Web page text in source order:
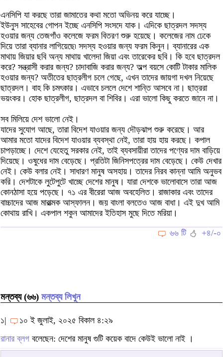
এনসিপি যা করছে তারা জামাতের কথা মতো অভিনয় করে যাচ্ছে।
ইউনুস সাহেবের গোপন ইচ্ছে এনসিপি সংসদে যাক। এদিকে ছাত্রদল সদস্য
হওয়ার জন্য তেজগাঁও কলেজে ফরম বিতরণ শুরু হয়েছে। কলেজের নাম ঢেকে
দিয়ে তারা ব্যানার লাগিয়েছে৷ সদস্য হওয়ার জন্য ফরম কিনুন। ব্যানারের এক
মাথায় জিয়ার ছবি অন্য মাথায় খালেদা জিয়া এবং তারেকের ছবি। কি হবে ছাত্রদল
করে? সন্ত্রাসী করার জন্য? চাদাবাজি করার জন্য? অল্প বয়সে কোটি টাকার মালিক
হওয়ার জন্য? অতীতের ছাত্রলীগ চলে গেছে, এখন তাদের জায়গা দখল নিয়েছে
ছাত্রদল। বাহ কি চমৎকার। এভাবে চললে দেশে শান্তি আসবে না। ছাত্ররা
ভয়ংকর। হোক ছাত্রলীগ, ছাত্রদল বা শিবির। এরা ভালো কিছু করতে জানে না।
সব মিলিয়ে দেশ ভালো নেই।
যাদের সুযোগ আছে, তারা বিদেশ যাওয়ার জন্য দৌড়ঝাপ শুরু করেছে। আর
আমার মতো যাদের বিদেশ যাওয়ার ব্যবস্থা নেই, তারা হায় হায় করছে। কপাল
চাপড়াচ্ছে। দেশে যেহেতু সরকার নেই, তাই ব্যবসায়ীরা তাদের পণ্যের দাম বাড়িয়ে
দিয়েছে। ওষুধের দাম বেড়েছে। প্রতিটা জিনিসপত্রের দাম বেড়েছে। কেউ দেখার
নেই। কেউ বলার নেই। সাধারণ মানুষ অসহায়। তাদের নিরব কান্না আমি অনুভব
করি। দেশটাকে লুটেপুটে খাচ্ছে দেশের মানুষ। যারা দেশকে ভালোবাসে তারা আজ
কোনঠাসা হয়ে পড়েছে। ৭১ এর বীরেরা আজ অবহেলিত। রাজাকার এবং তাদের
বাচ্চাদের আজ মারাত্মক আস্ফালন। জয় বাংলা বলতেও আজ বাধা। এই দুখ আমি
কোথায় রাখি। একপাল শকুন আমাদের ইতিহাস মুছে দিতে মরিয়া।
৬৬ টি
+৪/-০
মন্তব্য (৬৬) মন্তব্য লিখুন
১|
১০ ই জুলাই, ২০২৫ বিকাল ৪:২৯
রানার ব্লগ বলেছেন: দেশের মানুষ গুটি কয়েক বাদে কেউই ভালো নাই ।